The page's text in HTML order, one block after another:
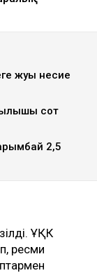
жуық несие
сот
2,5
ҰҚК
ресми